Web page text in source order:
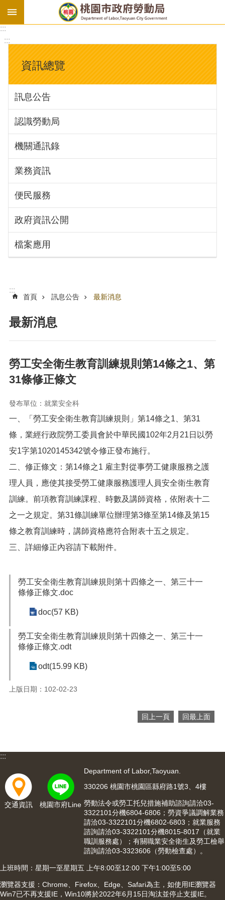
基
法
勞
資
會
庇
護
工
場
進
訊
息
公
識
動
局
關
通
訊
業
務
資
訊
民
服
政
府
資
公
站
常
見
問
題
口
網
站
:::
:::
資訊總覽
訊息公告
認識勞動局
機關通訊錄
業務資訊
便民服務
政府資訊公開
檔案應用
:::
首頁 訊息公告 最新消息
最新消息
勞工安全衛生教育訓練規則第14條之1、第
31條修正條文
發布單位：就業安全科
一、「勞工安全衛生教育訓練規則」第14條之1、第31
條，業經行政院勞工委員會於中華民國102年2月21日以勞
安1字第1020145342號令修正發布施行。
二、修正條文：第14條之1 雇主對從事勞工健康服務之護
理人員，應使其接受勞工健康服務護理人員安全衛生教育
訓練。 前項教育訓練課程、時數及講師資格，依附表十二
之一之規定。第31條訓練單位辦理第3條至第14條及第15
條之教育訓練時，講師資格應符合附表十五之規定。
三、詳細修正內容請下載附件。
勞工安全衛生教育訓練規則第十四條之一、第三十一
條修正條文.doc
doc(57 KB)
勞工安全衛生教育訓練規則第十四條之一、第三十一
條修正條文.odt
odt(15.99 KB)
上版日期：102-02-23
回上一頁 回最上面
:::
交通資訊 桃園市府Line
Department of Labor,Taoyuan.
330206 桃園市桃園區縣府路1號3、4樓
勞動法令或勞工托兒措施補助諮詢請洽03-
3322101分機6804-6806；勞資爭議調解業務
請洽03-3322101分機6802-6803；就業服務
諮詢請洽03-3322101分機8015-8017（就業
職訓服務處）；有關職業安全衛生及勞工檢舉
諮詢請洽03-3323606（勞動檢查處）。
上班時間：星期一至星期五 上午8:00至12:00 下午1:00至5:00
瀏覽器支援：Chrome、Firefox、Edge、Safari為主，如使用IE瀏覽器
Win7已不再支援IE，Win10將於2022年6月15日淘汰並停止支援IE。